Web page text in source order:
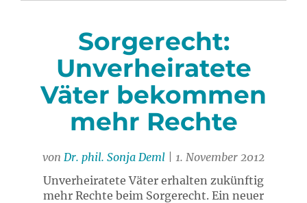
Sorgerecht:
Unverheiratete
Väter bekommen
mehr Rechte
von Dr. phil. Sonja Deml | 1. November 2012
Unverheiratete Väter erhalten zukünftig
mehr Rechte beim Sorgerecht. Ein neuer